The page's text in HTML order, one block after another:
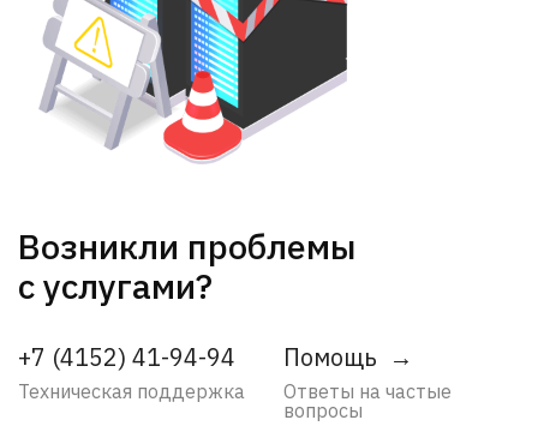
Возникли проблемы
с услугами?
+7 (4152) 41-94-94
Техническая поддержка
Помощь
Ответы на частые
вопросы